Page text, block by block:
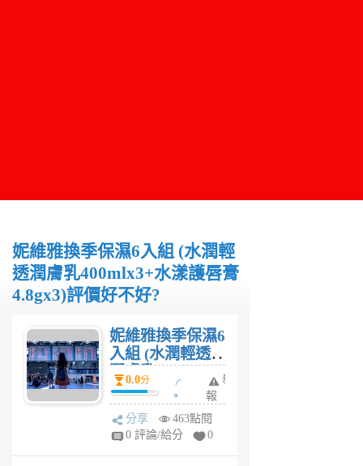
妮維雅換季保濕6入組 (水潤輕
透潤膚乳400mlx3+水漾護唇膏
4.8gx3)評價好不好?
妮維雅換季保濕6
入組 (水潤輕透
潤膚乳
400mlx3+水漾護
唇膏4.8gx3)評價
好不好?
0.0分
╭
。
小
潔
舉
報
分享
463點閱
0 評論/給分
0